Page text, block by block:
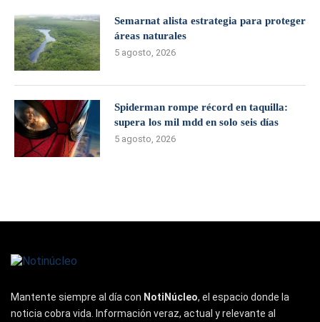
Semarnat alista estrategia para proteger
áreas naturales
5 agosto, 2026
Spiderman rompe récord en taquilla:
supera los mil mdd en solo seis días
5 agosto, 2026
Mantente siempre al día con NotiNúcleo, el espacio donde la
noticia cobra vida. Información veraz, actual y relevante al